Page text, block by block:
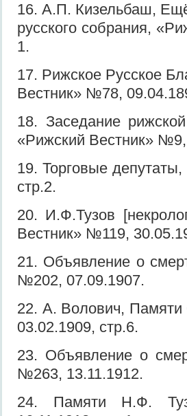
16. А.П. Кизельбаш,
русского собрания,
1.
17. Рижское Русское
Вестник» №78,
18. Заседание
«Рижский Вестник»
19. Торговые
стр.2.
20. И.Ф.Тузов
Вестник» №119,
21. Объявление о
№202, 07.09.1907.
22. А. Волович,
03.02.1909, стр.6.
23. Объявление о
№263, 13.11.1912.
24. Памяти Н.Ф.